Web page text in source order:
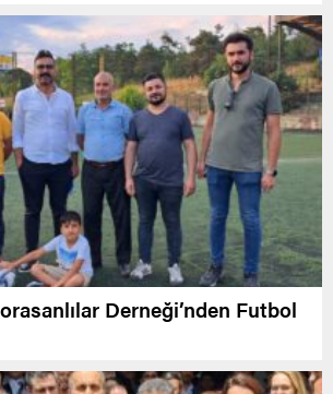
Derneği’nden Futbol